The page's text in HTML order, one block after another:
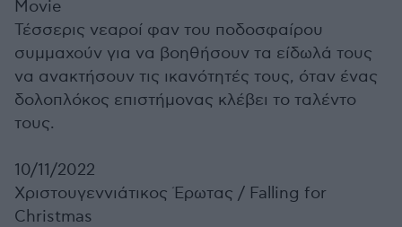
Movie
Τέσσερις νεαροί φαν του ποδοσφαίρου
συμμαχούν για να βοηθήσουν τα είδωλά τους
να ανακτήσουν τις ικανότητές τους, όταν ένας
δολοπλόκος επιστήμονας κλέβει το ταλέντο
τους.
10/11/2022
Χριστουγεννιάτικος Έρωτας / Falling for
Christmas